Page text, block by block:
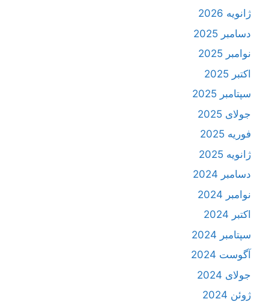
ژانویه 2026
دسامبر 2025
نوامبر 2025
اکتبر 2025
سپتامبر 2025
جولای 2025
فوریه 2025
ژانویه 2025
دسامبر 2024
نوامبر 2024
اکتبر 2024
سپتامبر 2024
آگوست 2024
جولای 2024
ژوئن 2024